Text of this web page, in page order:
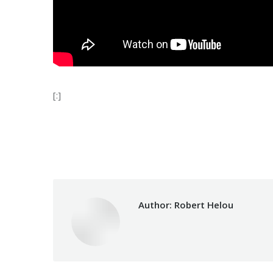
[:]
Author: Robert Helou